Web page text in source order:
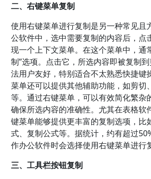
二、右键菜单复制
使用右键菜单进行复制是另一种常见且
公软件中，选中需要复制的内容后，点
现一个上下文菜单。在这个菜单中，通
制”选项。点击它，所选内容即被复制
法用户友好，特别适合不太熟悉快捷键
菜单还可以提供其他辅助功能，如剪切
等。通过右键菜单，可以有效简化繁杂
确保所选内容的准确性。尤其在表格软
键菜单能够提供更丰富的复制选项，比
式、复制公式等。据统计，约有超过
作办公软件时会选择使用右键菜单进行
三、工具栏按钮复制